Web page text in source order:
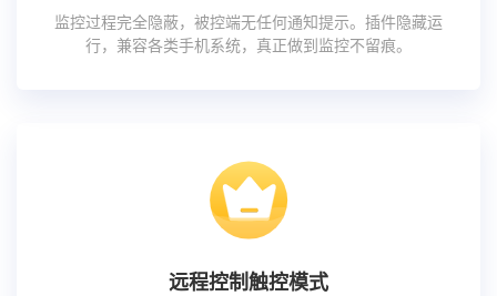
监控过程完全隐蔽，被控端无任何通知提示。插件隐藏运
行，兼容各类手机系统，真正做到监控不留痕。
远程控制触控模式